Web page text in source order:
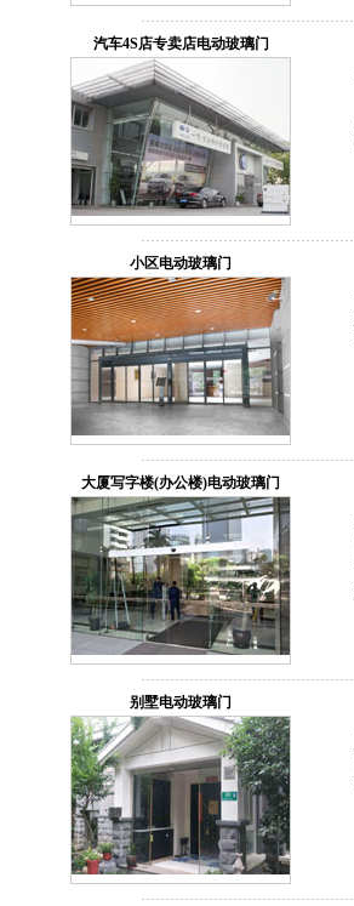
汽车4S店专卖店电动玻璃门
小区电动玻璃门
大厦写字楼(办公楼)电动玻璃门
别墅电动玻璃门